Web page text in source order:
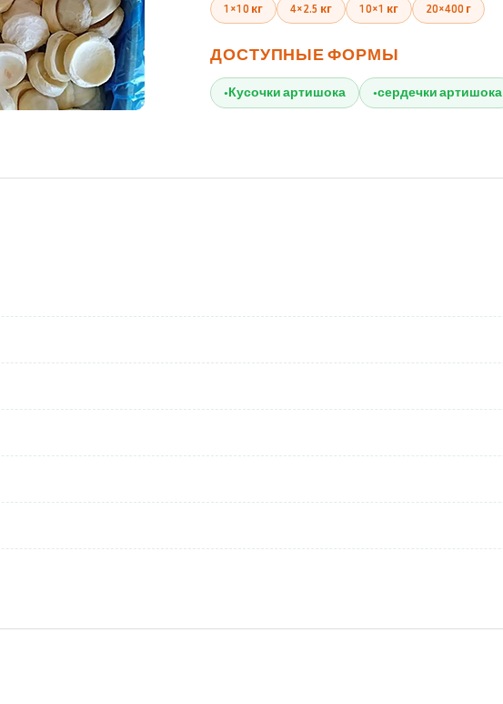
1×10 кг 4×2.5 кг 10×1 кг 20×400 г
ДОСТУПНЫЕ ФОРМЫ
Кусочки артишока сердечки артишока